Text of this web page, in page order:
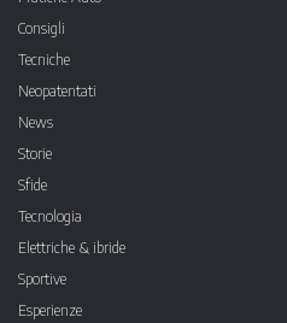
Consigli
Tecniche
Neopatentati
News
Storie
Sfide
Tecnologia
Elettriche & ibride
Sportive
Esperienze